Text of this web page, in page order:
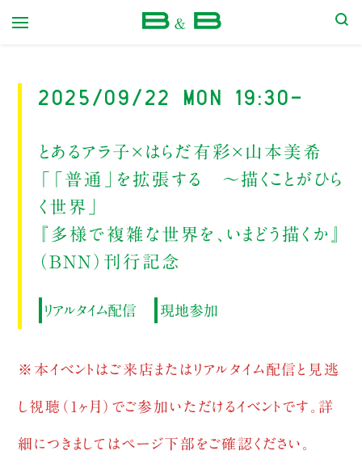
2025/09/22 Mon 19:30-
とあるアラ子×はらだ有彩×山本美希
「「普通」を拡張する 〜描くことがひら
く世界」
『多様で複雑な世界を、いまどう描くか』
（BNN）刊行記念
リアルタイム配信 現地参加
※本イベントはご来店またはリアルタイム配信と見逃
し視聴（1ヶ月）でご参加いただけるイベントです。詳
細につきましてはページ下部をご確認ください。